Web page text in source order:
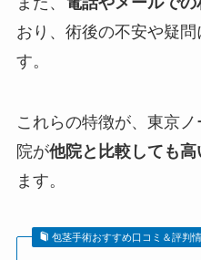
おり、術後の不安や疑
す。
これらの特徴が、東京
院が他院と比較しても高
ます。
包茎手術おすすめ口コミ＆評判情